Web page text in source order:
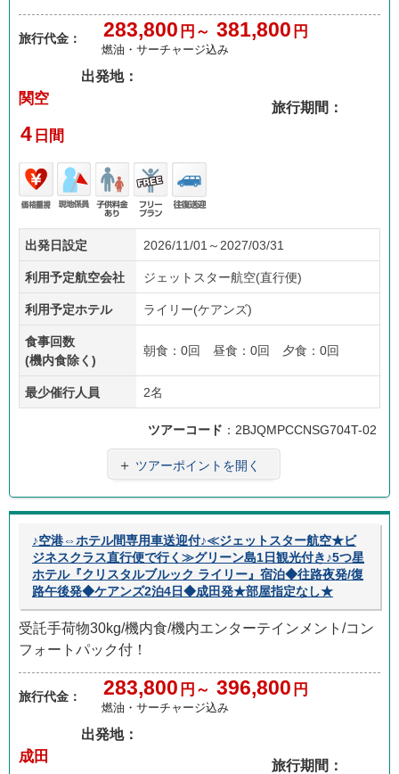
旅行代金： 283,800 円～ 381,800 円
燃油・サーチャージ込み
出発地：
関空
旅行期間：
4 日間
価格
重視
現地
係員
子供
あり
フリ
ープ
ラン
往復
送迎
出発日設定 2026/11/01～2027/03/31
利用予定航空会社 ジェットスター航空(直行便)
利用予定ホテル ライリー(ケアンズ)
食事回数
(機内食除く)
朝食：0回 昼食：0回 夕食：0回
最少催行人員 2名
ツアーコード ：2BJQMPCCNSG704T-02
＋ ツアーポイントを開く
♪空港⇔ホテル間専用車送迎付♪≪ジェットスター航空★ビ
ジネスクラス直行便で行く≫グリーン島1日観光付き♪5つ星
ホテル『クリスタルブルック ライリー』宿泊◆往路夜発/復
路午後発◆ケアンズ2泊4日◆成田発★部屋指定なし★
受託手荷物30kg/機内食/機内エンターテインメント/コン
フォートパック付！
旅行代金： 283,800 円～ 396,800 円
燃油・サーチャージ込み
出発地：
成田
旅行期間：